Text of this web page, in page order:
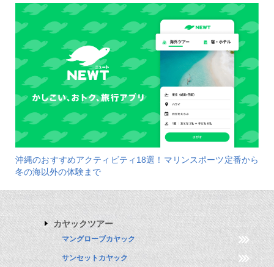
沖縄のおすすめアクティビティ18選！マリンスポーツ定番から
冬の海以外の体験まで
カヤックツアー
マングローブカヤック
サンセットカヤック